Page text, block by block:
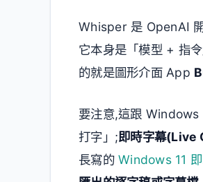
Whisper 是 OpenAI
它本身是「模型 + 指
的就是圖形介面 App
要注意,這跟 Windows
打字」;即時字幕
長寫的Windows 11